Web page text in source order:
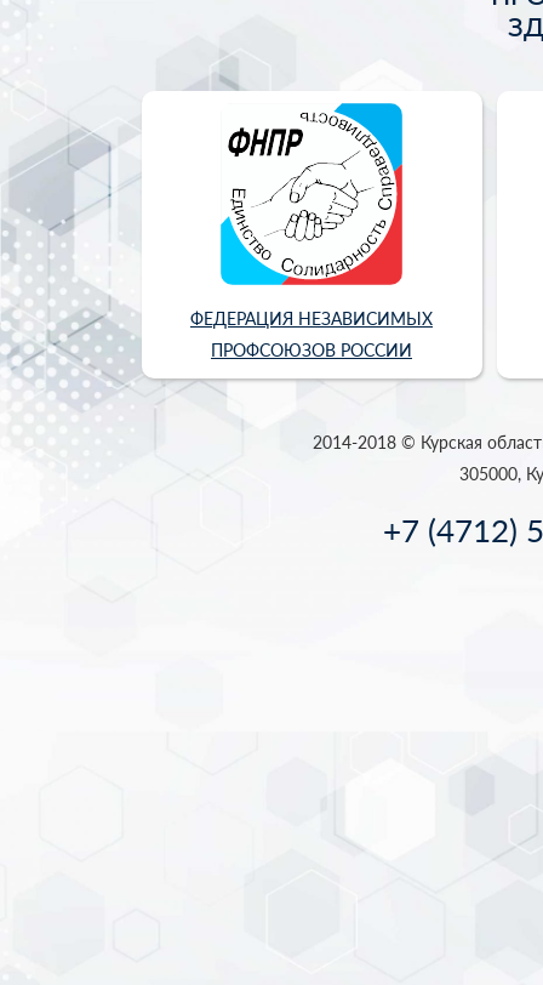
ФЕДЕРАЦИЯ НЕЗАВИСИМЫХ
ПРОФСОЮЗОВ РОССИИ
2014-2018 © Курская
305000,
+7 (4712)